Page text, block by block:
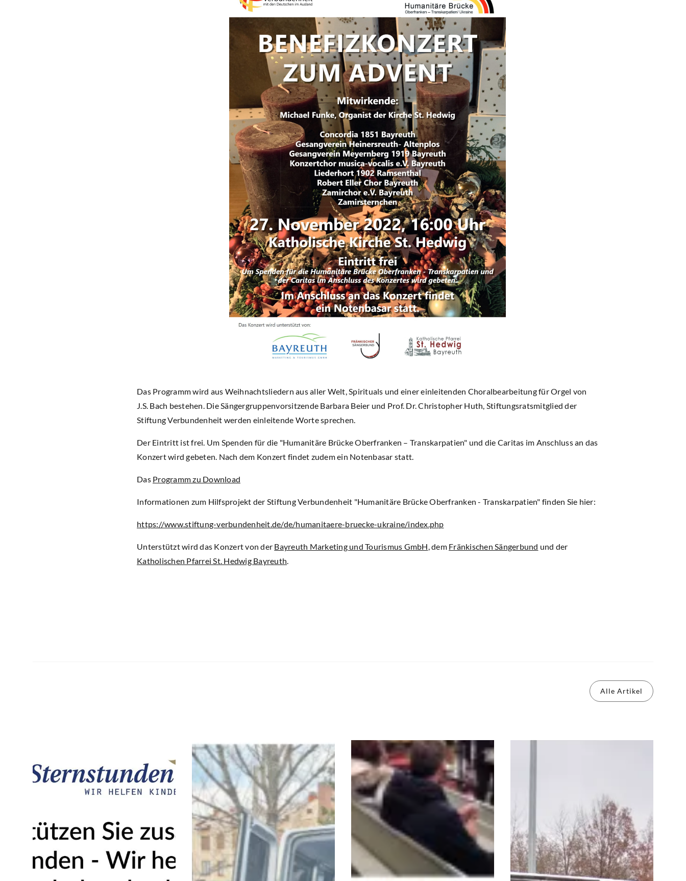
Das Programm wird aus Weihnachtsliedern aus aller Welt, Spirituals und einer einleitenden Choralbearbeitung für Orgel von
J.S. Bach bestehen. Die Sängergruppenvorsitzende Barbara Beier und Prof. Dr. Christopher Huth, Stiftungsratsmitglied der
Stiftung Verbundenheit werden einleitende Worte sprechen.
Der Eintritt ist frei. Um Spenden für die "Humanitäre Brücke Oberfranken – Transkarpatien" und die Caritas im Anschluss an das
Konzert wird gebeten. Nach dem Konzert findet zudem ein Notenbasar statt.
Das Programm zu Download
Informationen zum Hilfsprojekt der Stiftung Verbundenheit "Humanitäre Brücke Oberfranken - Transkarpatien" finden Sie hier:
https://www.stiftung-verbundenheit.de/de/humanitaere-bruecke-ukraine/index.php
Unterstützt wird das Konzert von der Bayreuth Marketing und Tourismus GmbH, dem Fränkischen Sängerbund und der
Katholischen Pfarrei St. Hedwig Bayreuth.
Alle Artikel